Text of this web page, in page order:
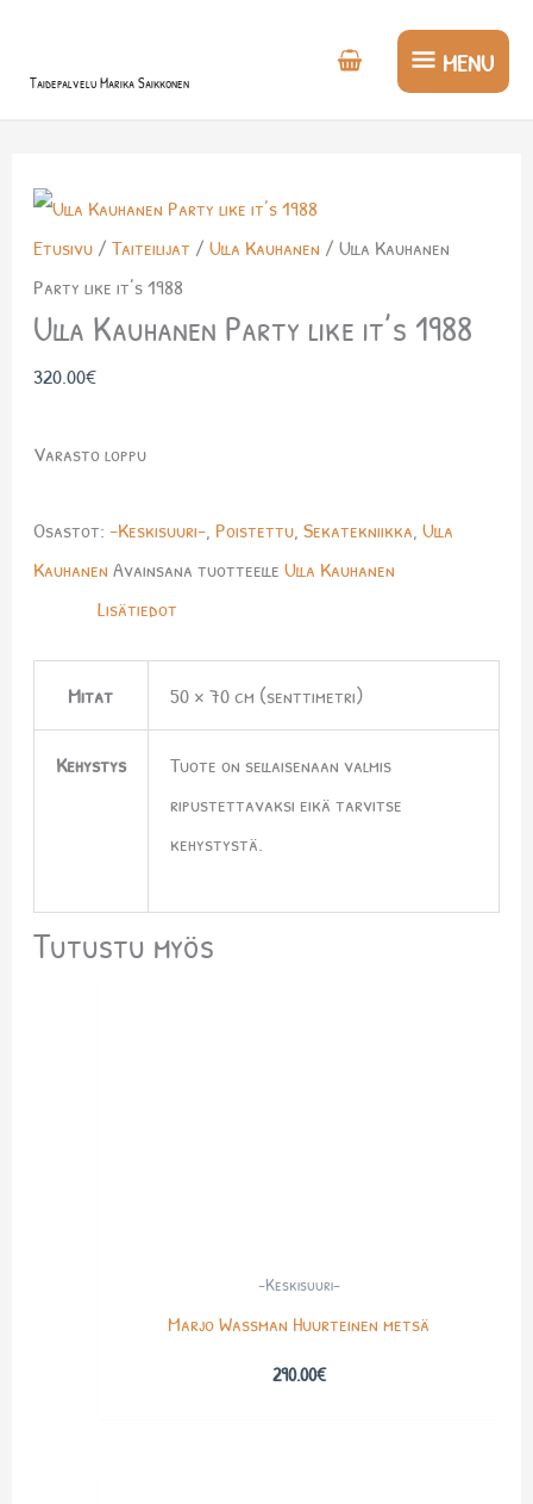
Taidepalvelu Marika Saikkonen
MENU
MENU
Etusivu/ Taiteilijat / Ulla Kauhanen / Ulla Kauhanen
Party like it’s 1988
Ulla Kauhanen Party like it’s 1988
320.00€
Varasto loppu
Osastot: -Keskisuuri-, Poistettu, Sekatekniikka, Ulla
Kauhanen Avainsana tuotteelle Ulla Kauhanen
Lisätiedot
Mitat 50 × 70 cm (senttimetri)
Kehystys
Tuote on sellaisenaan valmis
ripustettavaksi eikä tarvitse
kehystystä.
Tutustu myös
-Keskisuuri-
Marjo Wassman Huurteinen metsä
290.00€